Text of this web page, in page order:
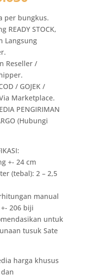
Rp6.300.
ini
adalah:
Rp3.630.
per bungkus.
READY STOCK,
Langsung
Reseller /
/ GOJEK /
Marketplace.
PENGIRIMAN
(Hubungi
+- 24 cm
(tebal): 2 – 2,5
manual
206 biji
untuk
tusuk Sate
harga khusus